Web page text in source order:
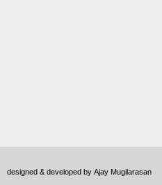
designed & developed by Ajay Mugilarasan